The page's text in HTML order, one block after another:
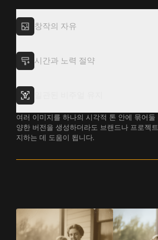
창작의 자유
습니다. 혼자서는 떠올리지 못했을 스타일과
하는 데도 도움이 됩니다.
시간과 노력 절약